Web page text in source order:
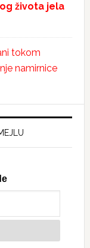
života jela
tokom
namirnice